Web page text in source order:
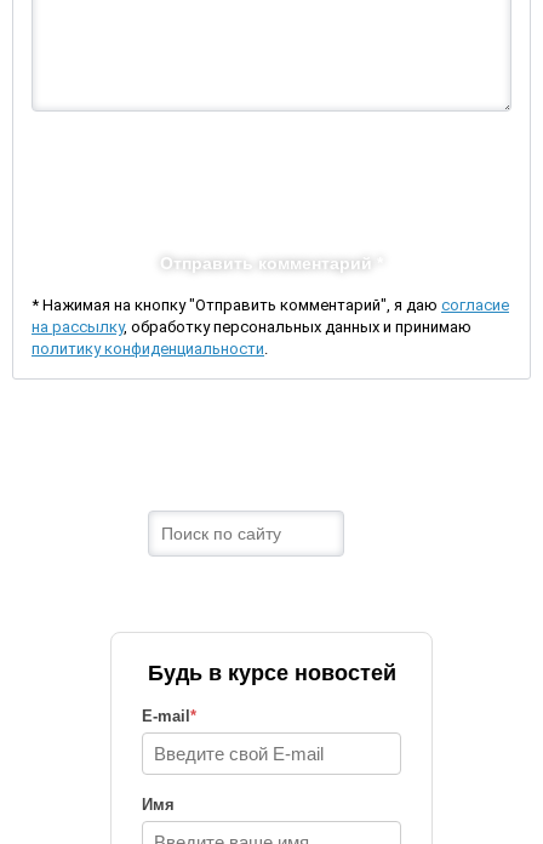
Отправить комментарий *
* Нажимая на кнопку "Отправить комментарий", я даю согласие
на рассылку, обработку персональных данных и принимаю
политику конфиденциальности.
Будь в курсе новостей
E-mail *
Имя